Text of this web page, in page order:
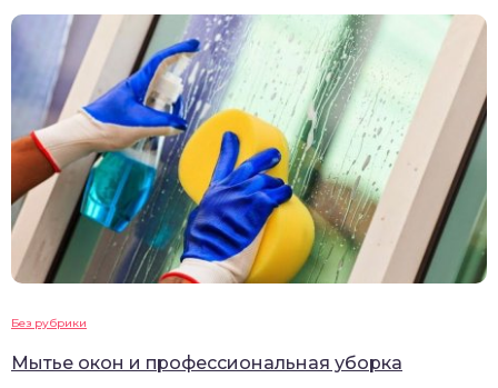
Без рубрики
Мытье окон и профессиональная уборка